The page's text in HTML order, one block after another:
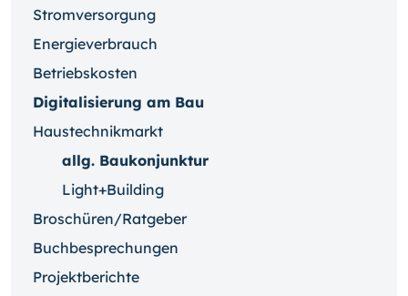
Stromversorgung
Energieverbrauch
Betriebskosten
Digitalisierung am Bau
Haustechnikmarkt
allg. Baukonjunktur
Light+Building
Broschüren/Ratgeber
Buchbesprechungen
Projektberichte